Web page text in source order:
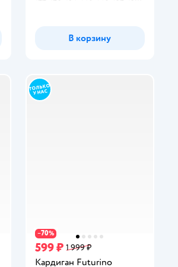
В корзину
−70%
599 ₽ 1 999 ₽
Кардиган Futurino